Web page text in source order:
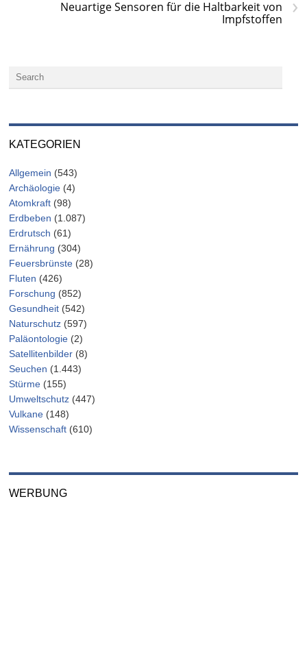
Neuartige Sensoren für die Haltbarkeit von
Impfstoffen
KATEGORIEN
Allgemein (543)
Archäologie (4)
Atomkraft (98)
Erdbeben (1.087)
Erdrutsch (61)
Ernährung (304)
Feuersbrünste (28)
Fluten (426)
Forschung (852)
Gesundheit (542)
Naturschutz (597)
Paläontologie (2)
Satellitenbilder (8)
Seuchen (1.443)
Stürme (155)
Umweltschutz (447)
Vulkane (148)
Wissenschaft (610)
WERBUNG